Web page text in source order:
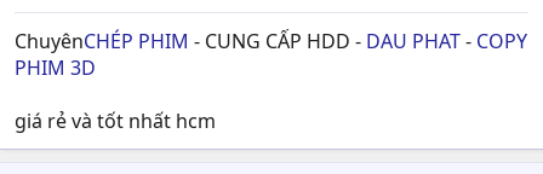
ChuyênCHÉP PHIM - CUNG CẤP HDD - DAU PHAT- COPY
PHIM 3D
giá rẻ và tốt nhất hcm